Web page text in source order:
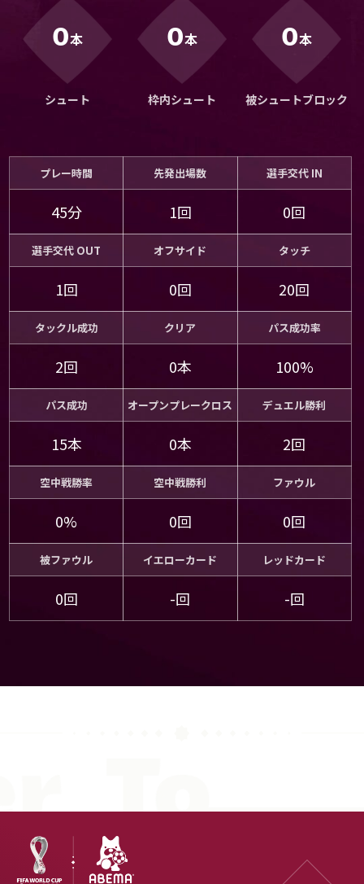
ご利用にあたって
プライバシーポリシー
お問い合わせ
© AbemaTV. Inc. All Rights Reserved.
0本
シュート
0本
枠内シュート
0本
被シュートブロック
プレー時間
45分
先発出場数
1回
選手交代 IN
0回
選手交代 OUT
1回
オフサイド
0回
タッチ
20回
タックル成功
2回
クリア
0本
パス成功率
100%
パス成功
15本
オープンプレークロス
0本
デュエル勝利
2回
空中戦勝率
0%
空中戦勝利
0回
ファウル
0回
被ファウル
0回
イエローカード
-回
レッドカード
-回